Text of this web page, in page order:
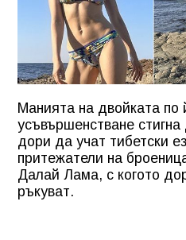
Манията на двойката по
усъвършенстване
дори да учат тибетски
притежатели на
Далай Лама, с когото
ръкуват.